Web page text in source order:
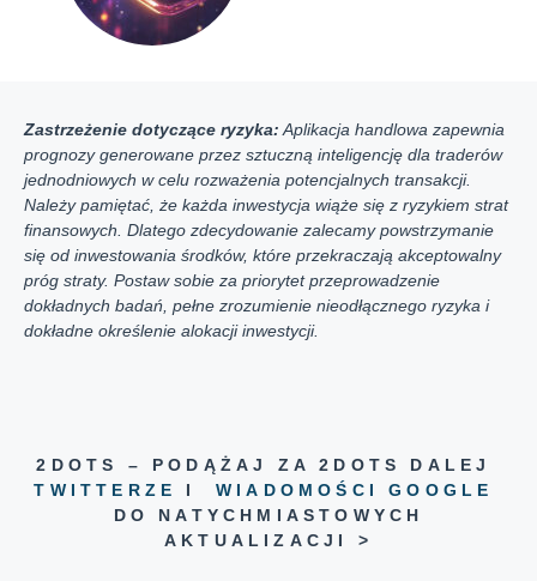
Zastrzeżenie dotyczące ryzyka: Aplikacja handlowa zapewnia
prognozy generowane przez sztuczną inteligencję dla traderów
jednodniowych w celu rozważenia potencjalnych transakcji.
Należy pamiętać, że każda inwestycja wiąże się z ryzykiem strat
finansowych. Dlatego zdecydowanie zalecamy powstrzymanie
się od inwestowania środków, które przekraczają akceptowalny
próg straty. Postaw sobie za priorytet przeprowadzenie
dokładnych badań, pełne zrozumienie nieodłącznego ryzyka i
dokładne określenie alokacji inwestycji.
2DOTS – PODĄŻAJ ZA 2DOTS DALEJ
TWITTERZE
I WIADOMOŚCI GOOGLE
DO NATYCHMIASTOWYCH
AKTUALIZACJI >